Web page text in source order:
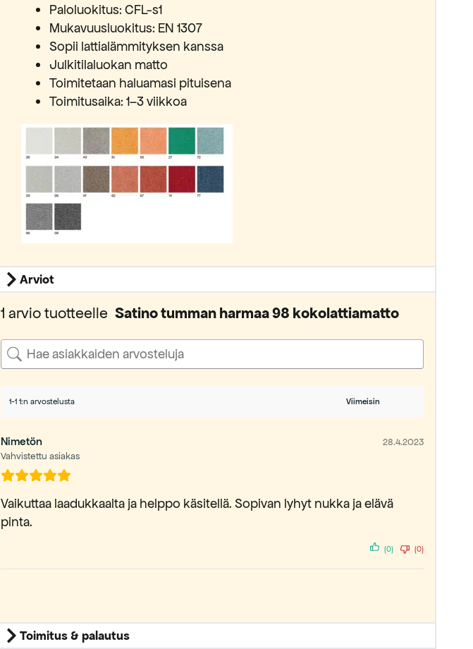
Paloluokitus: CFL-s1
Mukavuusluokitus: EN 1307
Sopii lattialämmityksen kanssa
Julkitilaluokan matto
Toimitetaan haluamasi pituisena
Toimitusaika: 1–3 viikkoa
Arviot
1 arvio tuotteelle Satino tumman harmaa 98 kokolattiamatto
1-1 1:n arvostelusta
Nimetön
Vahvistettu asiakas
28.4.2023
Vaikuttaa laadukkaalta ja helppo käsitellä. Sopivan lyhyt nukka ja elävä
pinta.
(0) (0)
Toimitus & palautus